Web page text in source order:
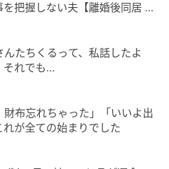
把握しない夫【離婚後同居 Vo
たちくるって、私話したよ
れでも…
布忘れちゃった」「いいよ出
れが全ての始まりでした